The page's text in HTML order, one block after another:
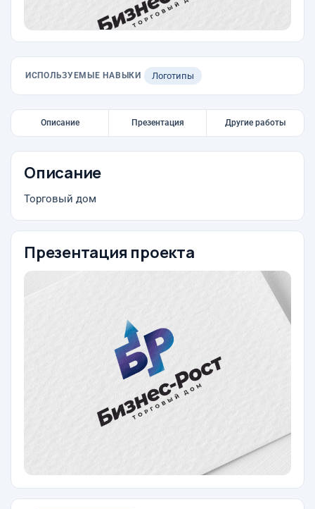
ИСПОЛЬЗУЕМЫЕ НАВЫКИ Логотипы
Описание Презентация Другие работы
Описание
Торговый дом
Презентация проекта